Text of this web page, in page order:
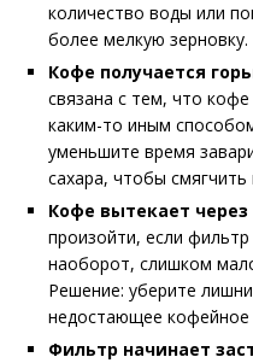
количество воды или
более мелкую зерновку.
Кофе получается
связана с тем, что
каким-то иным
уменьшите время
сахара, чтобы смягчить
Кофе вытекает
произойти, если
наоборот, слишком
Решение: уберите
недостающее кофейное
Фильтр начинает